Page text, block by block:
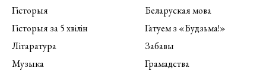
Гісторыя
Гісторыя за 5 хвілін
Літаратура
Музыка
Беларуская мова
Гатуем з «Будзьма!»
Забавы
Грамадства